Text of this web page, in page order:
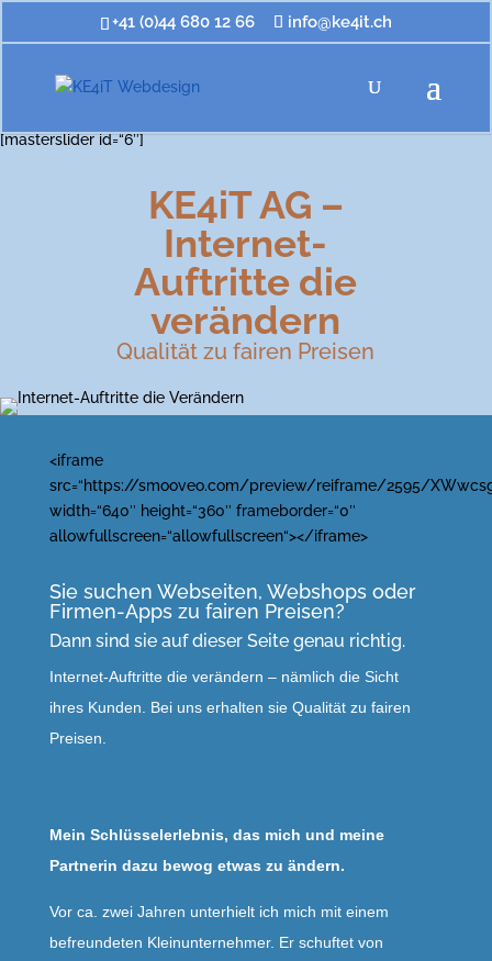
+41 (0)44 680 12 66 info@ke4it.ch
[masterslider id=“6″]
KE4iT AG –
Internet-
Auftritte die
verändern
Qualität zu fairen Preisen
<iframe
src=“https://smooveo.com/preview/reiframe/2595/
width=“640″ height=“360″ frameborder=“0″
allowfullscreen=“allowfullscreen“></iframe>
Sie suchen Webseiten, Webshops oder
Firmen-Apps zu fairen Preisen?
Dann sind sie auf dieser Seite genau richtig.
Internet-Auftritte die verändern – nämlich die Sicht
ihres Kunden. Bei uns erhalten sie Qualität zu fairen
Preisen.
Mein Schlüsselerlebnis, das mich und meine
Partnerin dazu bewog etwas zu ändern.
Vor ca. zwei Jahren unterhielt ich mich mit einem
befreundeten Kleinunternehmer. Er schuftet von